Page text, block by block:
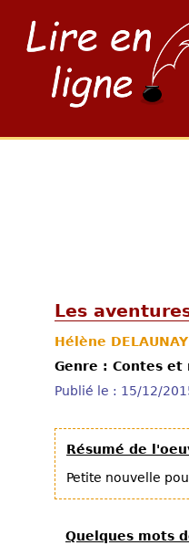
Les
Hélène DELAUNAY
Genre : Contes et
Publié le : 15/12/
Résumé de
Petite nouvelle
Quelques mots